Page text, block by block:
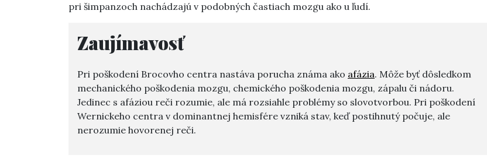
pri šimpanzoch nachádzajú v podobných častiach mozgu ako u ľudí.
Zaujímavosť
Pri poškodení Brocovho centra nastáva porucha známa ako afázia. Môže byť dôsledkom
mechanického poškodenia mozgu, chemického poškodenia mozgu, zápalu či nádoru.
Jedinec s afáziou reči rozumie, ale má rozsiahle problémy so slovotvorbou. Pri poškodení
Wernickeho centra v dominantnej hemisfére vzniká stav, keď postihnutý počuje, ale
nerozumie hovorenej reči.